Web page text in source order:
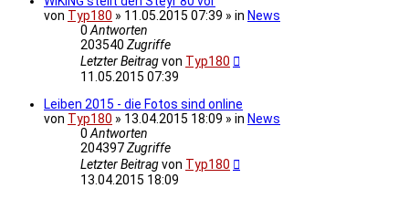
von Typ180 » 11.05.2015 07:39 » in News
0Antworten
203540 Zugriffe
Letzter Beitragvon Typ180
11.05.2015 07:39
Leiben 2015 - die Fotos sind online
von Typ180 » 13.04.2015 18:09 » in News
0Antworten
204397Zugriffe
Letzter Beitragvon Typ180
13.04.2015 18:09